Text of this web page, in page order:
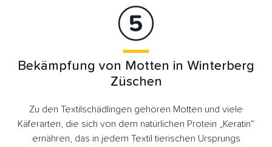
Bekämpfung von Motten in Winterberg
Züschen
Zu den Textilschädlingen gehören Motten und viele
Käferarten, die sich von dem natürlichen Protein „Keratin“
ernähren, das in jedem Textil tierischen Ursprungs